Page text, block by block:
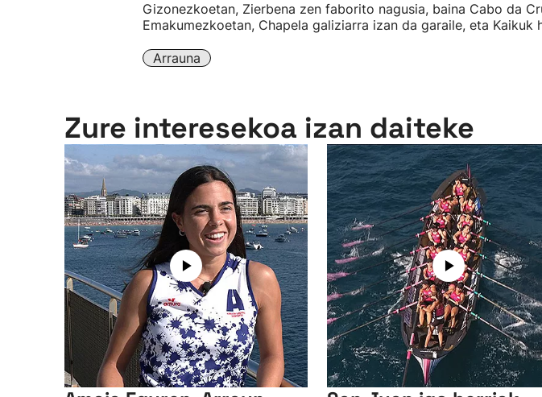
Gizonezkoetan, Zierbena zen faborito nagusia, baina Cabo da
Emakumezkoetan, Chapela galiziarra izan da garaile, eta Kaikuk
Arrauna
Zure interesekoa izan daiteke